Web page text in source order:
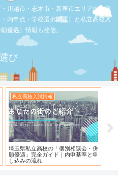
川越市・志木市・新座市エリアの学習
内申点・学校選択問題）と私立高校入
優遇）情報も発信。
び
お店の覆面取材
【三芳】フーコット